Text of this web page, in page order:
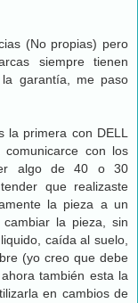
(No propias) pero
siempre tienen
garantía, me paso
la primera con DELL
con los
algo de 40 o 30
que realizaste
la pieza a un
la pieza, sin
caída al suelo,
(yo creo que debe
también esta la
en cambios de